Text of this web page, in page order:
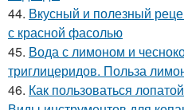
44. Вкусный и полезный
с красной фасолью
45. Вода с лимоном и
триглицеридов. Польза
46. Как пользоваться